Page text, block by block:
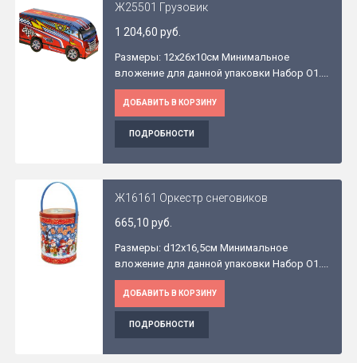
Ж25501 Грузовик
1 204,60 руб.
Размеры: 12x26x10см Минимальное
вложение для данной упаковки Набор O1....
ДОБАВИТЬ В КОРЗИНУ
ПОДРОБНОСТИ
Ж16161 Оркестр снеговиков
665,10 руб.
Размеры: d12x16,5см Минимальное
вложение для данной упаковки Набор O1....
ДОБАВИТЬ В КОРЗИНУ
ПОДРОБНОСТИ